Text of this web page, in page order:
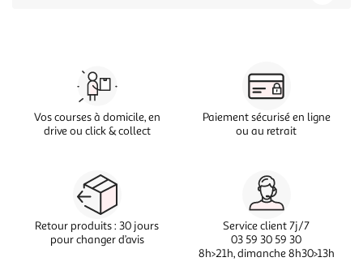
Vos courses à domicile, en
drive ou click & collect
Paiement sécurisé en ligne
ou au retrait
Retour produits : 30 jours
pour changer d’avis
Service client 7j/7
03 59 30 59 30
8h>21h, dimanche 8h30>13h